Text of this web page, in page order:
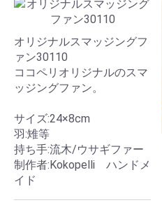
オリジナルスマッジングフ
ァン30110
ココペリオリジナルのスマ
ッジングファン。
サイズ:24×8cm
羽:雉等
持ち手:流木/ウサギファー
制作者:Kokopelli ハンドメ
イド